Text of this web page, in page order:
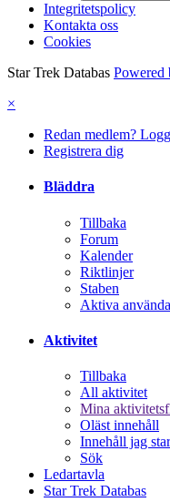
Integritetspolicy
Kontakta oss
Cookies
Star Trek Databas Powered
×
Redan medlem?
Registrera dig
Bläddra
Tillbaka
Forum
Kalender
Riktlinjer
Staben
Aktiva
Aktivitet
Tillbaka
All aktivitet
Mina
Oläst innehåll
Innehåll jag
Sök
Ledartavla
Star Trek Databas